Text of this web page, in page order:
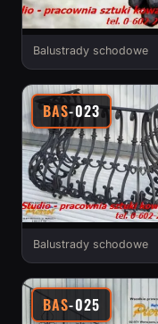
Balustrady schodowe
BAS-023
Balustrady schodowe
BAS-025